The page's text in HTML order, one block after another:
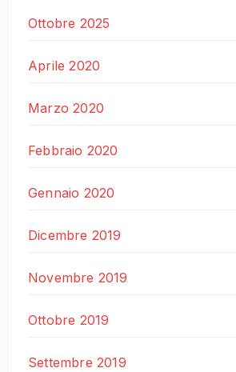
Ottobre 2025
Aprile 2020
Marzo 2020
Febbraio 2020
Gennaio 2020
Dicembre 2019
Novembre 2019
Ottobre 2019
Settembre 2019